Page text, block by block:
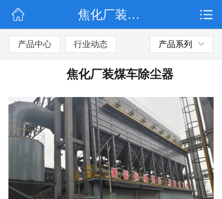
公司简介
联系我们
焦化厂装煤车除尘器
产品中心 行业动态 产品系列
焦化厂装煤车除尘器